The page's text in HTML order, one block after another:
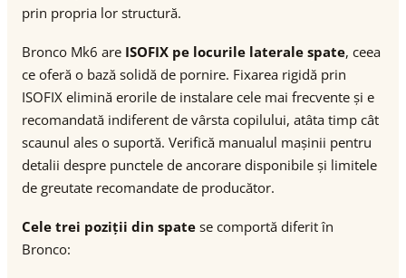
prin propria lor structură.
Bronco Mk6 are ISOFIX pe locurile laterale spate, ceea
ce oferă o bază solidă de pornire. Fixarea rigidă prin
ISOFIX elimină erorile de instalare cele mai frecvente și e
recomandată indiferent de vârsta copilului, atâta timp cât
scaunul ales o suportă. Verifică manualul mașinii pentru
detalii despre punctele de ancorare disponibile și limitele
de greutate recomandate de producător.
Cele trei poziții din spate se comportă diferit în
Bronco: